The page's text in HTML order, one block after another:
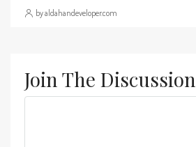
by aldahandeveloper.com
Join The Discussion